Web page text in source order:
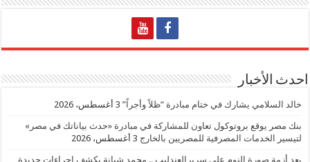
احدث الأخبار
خالد السلامي يشارك في ختام مبادرة “ظلاً وأجراً” 3 أغسطس، 2026
بنك مصر يوقع بروتوكول تعاون للمشاركة في مبادرة «حدث بياناتك في مصر»
لتيسير الخدمات المصرفية للمصريين بالخارج 3 أغسطس، 2026
بعد أزمة صورة النوم على سريرالعندليب .. محمد شبانة يكشف إجراءات جديدة